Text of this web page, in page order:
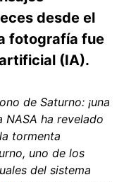
desde el
fotografía fue
(IA).
de Saturno: ¡una
ha revelado
tormenta
uno de los
del sistema